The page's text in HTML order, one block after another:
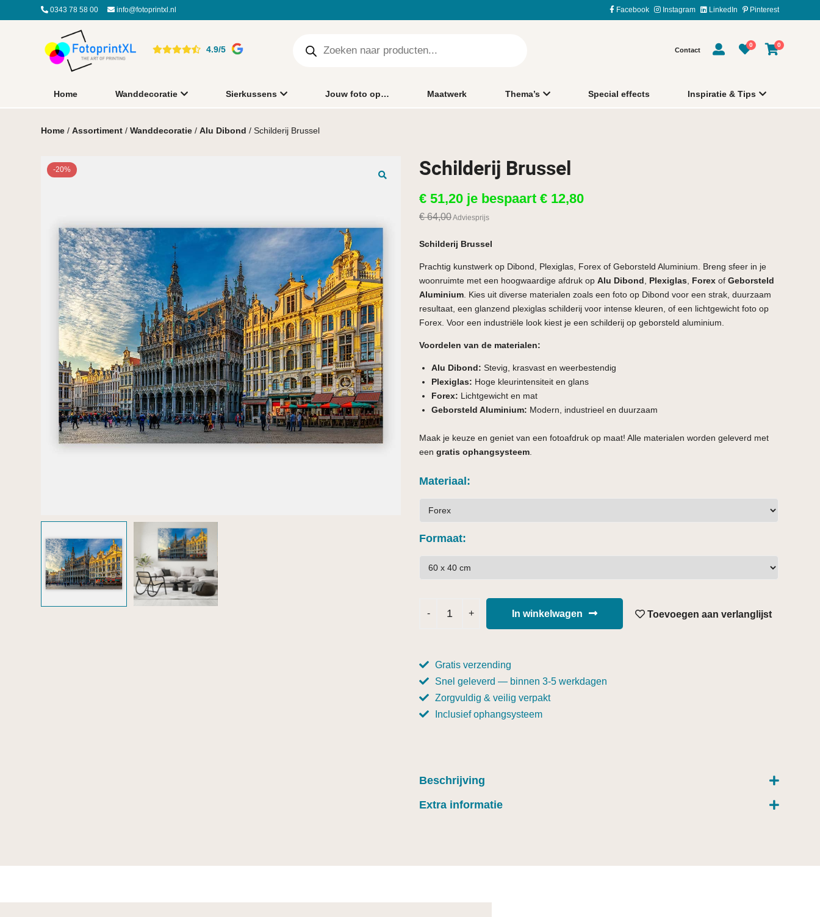
0343 78 58 00 info@fotoprintxl.nl Facebook Instagram LinkedIn Pinterest
4.9/5 Contact
0 0
Home Wanddecoratie Sierkussens Jouw foto op… Maatwerk Thema’s Special effects Inspiratie & Tips
Home /Assortiment /Wanddecoratie /Alu Dibond / Schilderij Brussel
-20% Schilderij Brussel
€ 51,20 je bespaart € 12,80
€64,00Adviesprijs
Schilderij Brussel
Prachtig kunstwerk op Dibond, Plexiglas, Forex of Geborsteld Aluminium. Breng sfeer in je
woonruimte met een hoogwaardige afdruk op Alu Dibond Plexiglas Forex of Geborsteld
Aluminium . Kies uit diverse materialen zoals een foto op Dibond voor een strak, duurzaam
resultaat, een glanzend plexiglas schilderij voor intense kleuren, of een lichtgewicht foto op
Forex. Voor een industriële look kiest je een schilderij op geborsteld aluminium.
Voordelen van de materialen:
Alu Dibond: Stevig, krasvast en weerbestendig
Plexiglas: Hoge kleurintensiteit en glans
Forex: Lichtgewicht en mat
Geborsteld Aluminium: Modern, industrieel en duurzaam
Maak je keuze en geniet van een fotoafdruk op maat! Alle materialen worden geleverd met
een gratis ophangsysteem
Materiaal
Formaat
In winkelwagen Toevoegen aan verlanglijst
Gratis verzending
Snel geleverd — binnen 3-5 werkdagen
Zorgvuldig & veilig verpakt
Inclusief ophangsysteem
Beschrijving
Extra informatie